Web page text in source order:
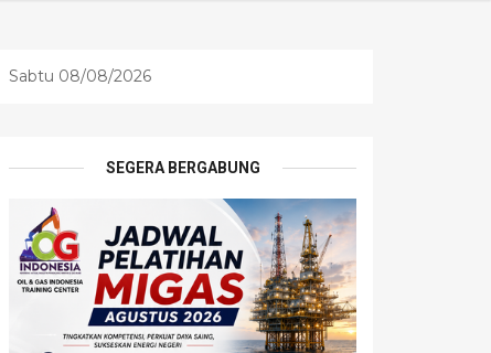
Sabtu 08/08/2026
SEGERA BERGABUNG